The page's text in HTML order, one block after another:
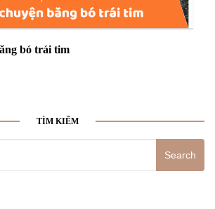
bó trái tim
TÌM KIẾM